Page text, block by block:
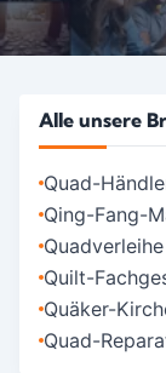
Alle unsere
Quad-
Qing-Fang-
Quadverleihe
Quilt-
Quäker-
Quad-